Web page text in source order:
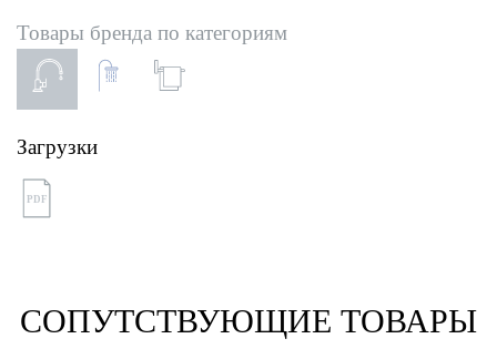
Товары бренда по категориям
Загрузки
PDF
СОПУТСТВУЮЩИЕ ТОВАРЫ